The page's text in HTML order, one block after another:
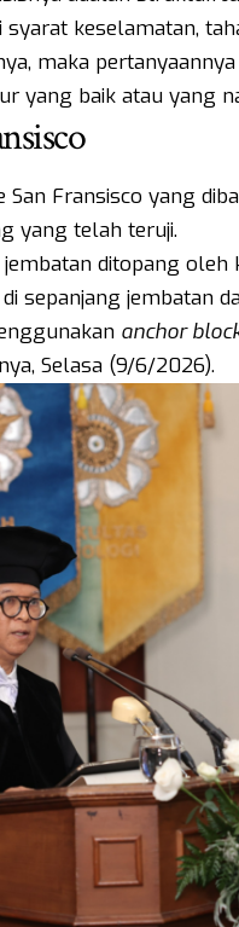
keselamatan,
maka
yang baik atau yang
San Fransisco yang
yang telah teruji.
jembatan ditopang
sepanjang jembatan
anchor
Selasa (9/6/2026).